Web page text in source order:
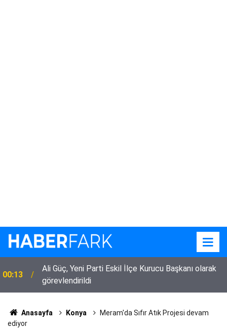
00:13
Ali Güç, Yeni Parti Eskil İlçe Kurucu Başkanı olarak
görevlendirildi
Anasayfa Konya
Meram'da Sıfır Atık Projesi devam
ediyor